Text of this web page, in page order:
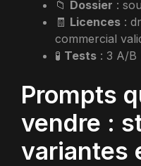
📁 Dossier :
🧾 Licences :
commercial
🧪 Tests : 3 A/B
Prompts
vendre :
variantes